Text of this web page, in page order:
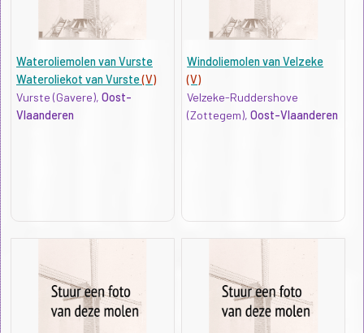
Wateroliemolen van Vurste
Wateroliekot van Vurste(V)
Vurste (Gavere), Oost-
Vlaanderen
Windoliemolen van Velzeke
(V)
Velzeke-Ruddershove
(Zottegem),Oost-Vlaanderen